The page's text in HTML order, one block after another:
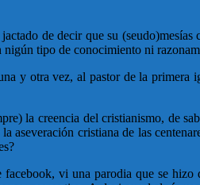
de decir que su
tipo de conocimiento ni
y otra vez, al pastor de la primera
la creencia del cristianismo, de
aseveración cristiana de las
vi una parodia que se